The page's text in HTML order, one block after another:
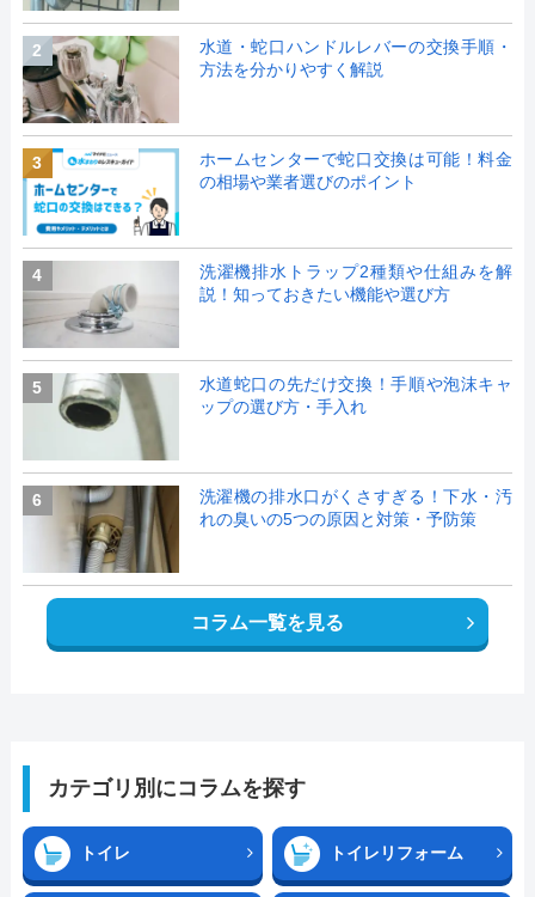
2
水道・蛇口ハンドルレバーの交換手順・
方法を分かりやすく解説
3
ホームセンターで蛇口交換は可能！料金
の相場や業者選びのポイント
4
洗濯機排水トラップ2種類や仕組みを解
説！知っておきたい機能や選び方
5
水道蛇口の先だけ交換！手順や泡沫キャ
ップの選び方・手入れ
6
洗濯機の排水口がくさすぎる！下水・汚
れの臭いの5つの原因と対策・予防策
コラム一覧を見る
カテゴリ別にコラムを探す
トイレ トイレリフォーム